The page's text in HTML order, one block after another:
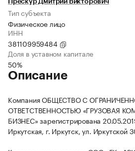
Прескур Дмитрий Викторович
Тип субъекта
Физическое лицо
ИНН
381109959484
Доля в уставном капитале
50%
Описание
Компания ОБЩЕСТВО С
ОТВЕТСТВЕННОСТЬЮ «ГРУЗОВАЯ
БИЗНЕС» зарегистрирована
Иркутская, г. Иркутск, ул. Иркутской